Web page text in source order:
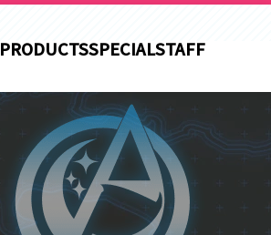
PRODUCTSSPECIALSTAFF